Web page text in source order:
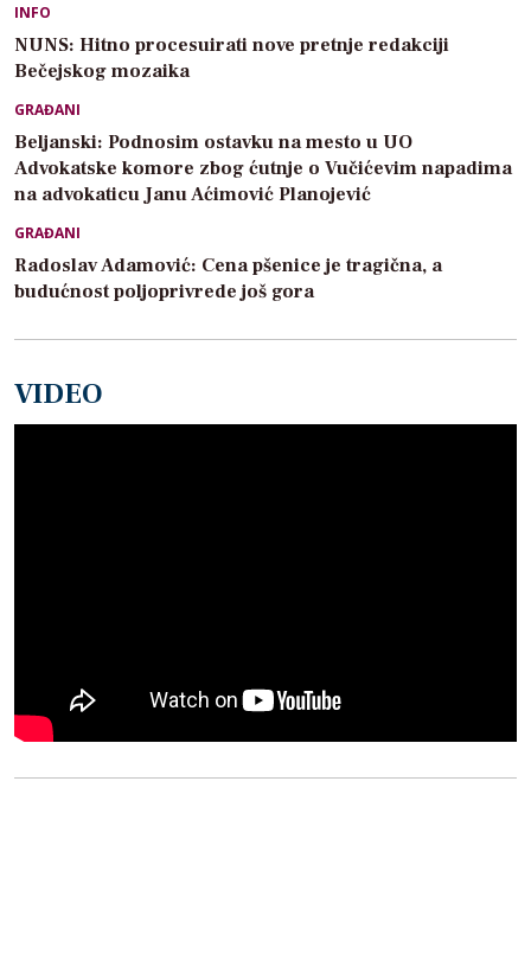
INFO
NUNS: Hitno procesuirati nove pretnje redakciji
Bečejskog mozaika
GRAĐANI
Beljanski: Podnosim ostavku na mesto u UO
Advokatske komore zbog ćutnje o Vučićevim napadima
na advokaticu Janu Aćimović Planojević
GRAĐANI
Radoslav Adamović: Cena pšenice je tragična, a
budućnost poljoprivrede još gora
VIDEO